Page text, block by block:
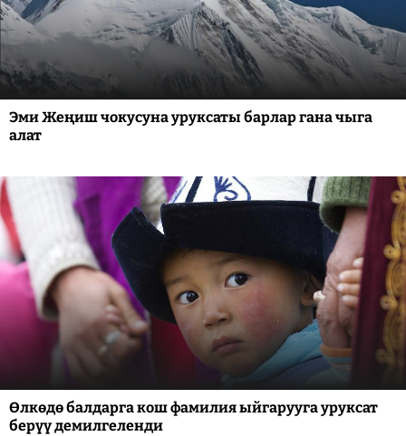
Эми Жеңиш чокусуна уруксаты барлар гана чыга
алат
Өлкөдө балдарга кош фамилия ыйгарууга уруксат
берүү демилгеленди